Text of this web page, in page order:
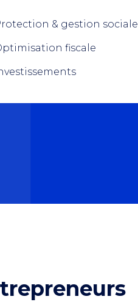
& gestion sociale
fiscale